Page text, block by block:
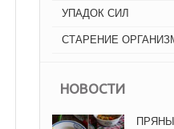
УПАДОК СИЛ
СТАРЕНИЕ
НОВОСТИ